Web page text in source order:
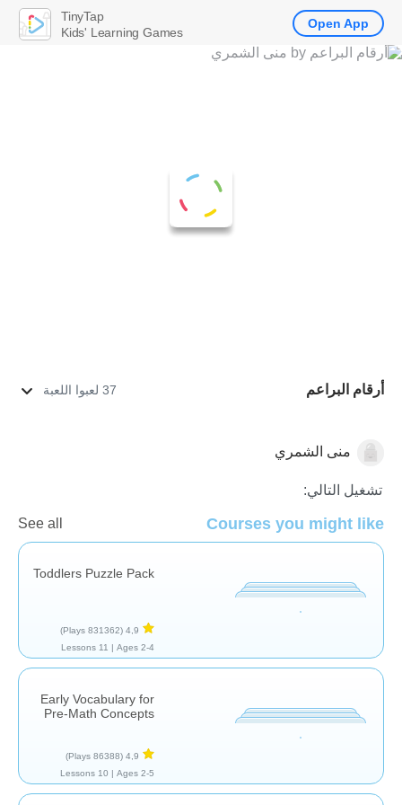
أرقام البراعم 37 لعبوا اللعبة
العد الأشكال والألوان
منى الشمري
تشغيل التالي:
Courses you might like
See all
Toddlers Puzzle Pack
4,9
(831362 Plays)
Ages 2-4 |
11 Lessons
Early Vocabulary for
Pre-Math Concepts
4,9
(86388 Plays)
Ages 2-5 |
10 Lessons
TinyTap
Kids' Learning Games
Open App